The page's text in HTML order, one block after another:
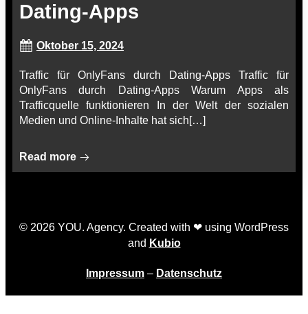
Dating-Apps
Oktober 15, 2024
Traffic für OnlyFans durch Dating-Apps Traffic für
OnlyFans durch Dating-Apps Warum Apps als
Trafficquelle funktionieren In der Welt der sozialen
Medien und Online-Inhalte hat sich[…]
Read more
© 2026 YOU. Agency. Created with ❤ using WordPress
and Kubio
Impressum – Datenschutz